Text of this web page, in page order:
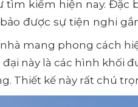
tìm kiếm hiện nay. Đặc
được sự tiện nghi
mang phong cách
này là các hình khối
Thiết kế này rất chú